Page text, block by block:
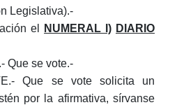
Legislativa).-
el
NUMERAL I) DIARIO
Que se vote.-
Que se vote solicita un
por la afirmativa, sírvanse